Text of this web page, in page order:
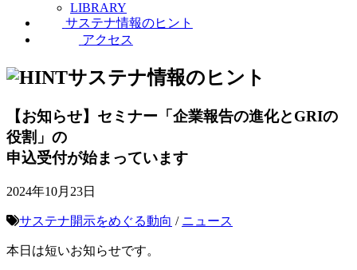
LIBRARY
サステナ情報のヒント
アクセス
サステナ情報のヒント
【お知らせ】セミナー「企業報告の進化とGRIの
役割」の
申込受付が始まっています
2024年10月23日
サステナ開示をめぐる動向 / ニュース
本日は短いお知らせです。